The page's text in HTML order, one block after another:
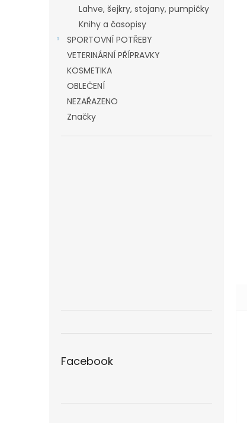
Lahve, šejkry, stojany, pumpičky
Knihy a časopisy
SPORTOVNÍ POTŘEBY
VETERINÁRNÍ PŘÍPRAVKY
KOSMETIKA
OBLEČENÍ
NEZAŘAZENO
Značky
Facebook